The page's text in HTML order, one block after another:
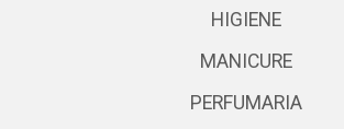
HIGIENE
MANICURE
PERFUMARIA